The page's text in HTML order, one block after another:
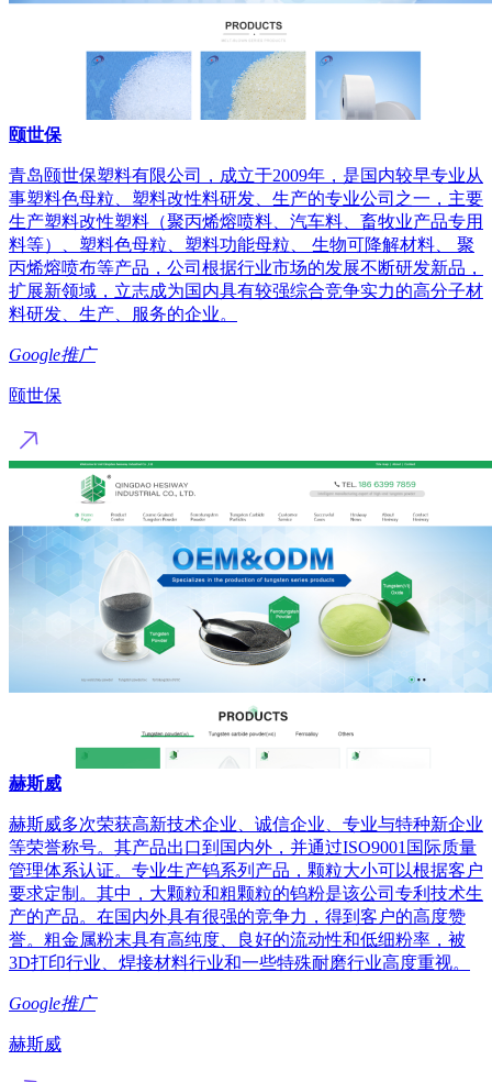
颐世保
青岛颐世保塑料有限公司，成立于2009年，是国内较早专业从
事塑料色母粒、塑料改性料研发、生产的专业公司之一，主要
生产塑料改性塑料（聚丙烯熔喷料、汽车料、畜牧业产品专用
料等）、塑料色母粒、塑料功能母粒、 生物可降解材料、 聚
丙烯熔喷布等产品，公司根据行业市场的发展不断研发新品，
扩展新领域，立志成为国内具有较强综合竞争实力的高分子材
料研发、生产、服务的企业。
Google推广
颐世保
赫斯威
赫斯威多次荣获高新技术企业、诚信企业、专业与特种新企业
等荣誉称号。其产品出口到国内外，并通过ISO9001国际质量
管理体系认证。专业生产钨系列产品，颗粒大小可以根据客户
要求定制。其中，大颗粒和粗颗粒的钨粉是该公司专利技术生
产的产品。在国内外具有很强的竞争力，得到客户的高度赞
誉。粗金属粉末具有高纯度、良好的流动性和低细粉率，被
3D打印行业、焊接材料行业和一些特殊耐磨行业高度重视。
Google推广
赫斯威